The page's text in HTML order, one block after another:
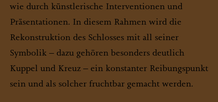
wie durch künstlerische Interventionen und
Präsentationen. In diesem Rahmen wird die
Rekonstruktion des Schlosses mit all seiner
Symbolik – dazu gehören besonders deutlich
Kuppel und Kreuz – ein konstanter Reibungspunkt
sein und als solcher fruchtbar gemacht werden.